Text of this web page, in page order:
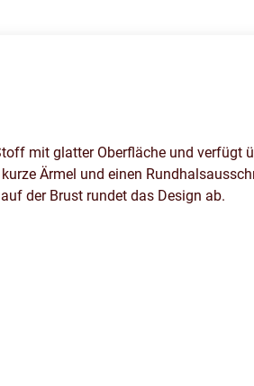
mit glatter Oberfläche und
Ärmel und einen
der Brust rundet das Design ab.